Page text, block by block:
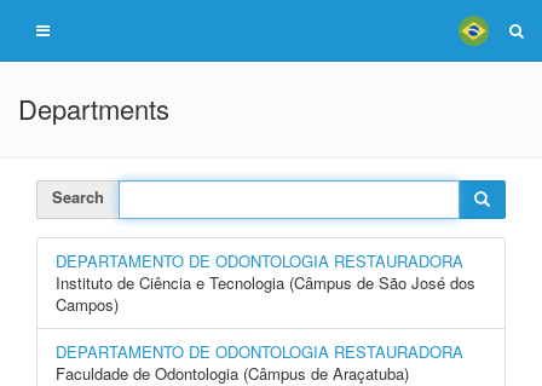
Departments
Search
DEPARTAMENTO DE ODONTOLOGIA RESTAURADORA
Instituto de Ciência e Tecnologia (Câmpus de São José dos
Campos)
DEPARTAMENTO DE ODONTOLOGIA RESTAURADORA
Faculdade de Odontologia (Câmpus de Araçatuba)